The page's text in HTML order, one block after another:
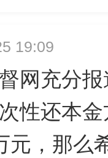
19:09
网充分
性还本
元，那么